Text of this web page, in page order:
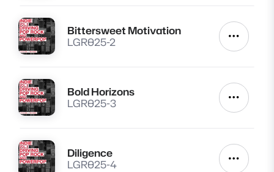
Lire
Bittersweet Motivation
LGR025-2
Autres
Lire
Bold Horizons
LGR025-3
Autres
Lire
Diligence
LGR025-4
Autres